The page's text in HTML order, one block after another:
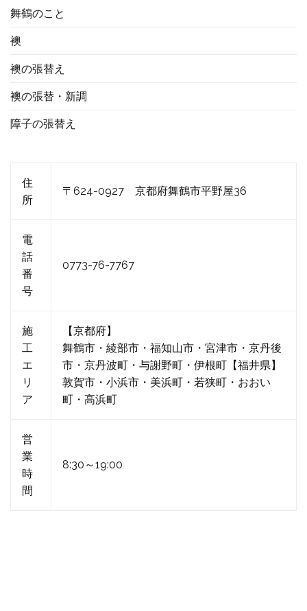
舞鶴のこと
襖
襖の張替え
襖の張替・新調
障子の張替え
住
所
〒624-0927 京都府舞鶴市平野屋36
電
話
番
号
0773-76-7767
施
工
エ
リ
ア
【京都府】
舞鶴市・綾部市・福知山市・宮津市・京丹後
市・京丹波町・与謝野町・伊根町【福井県】
敦賀市・小浜市・美浜町・若狭町・おおい
町・高浜町
営
業
時
間
8:30～19:00